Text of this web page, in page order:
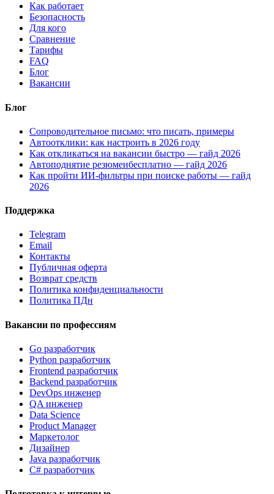
Как работает
Безопасность
Для кого
Сравнение
Тарифы
FAQ
Блог
Вакансии
Блог
Сопроводительное письмо: что писать, примеры
Автоотклики: как настроить в 2026 году
Как откликаться на вакансии быстро — гайд 2026
Автоподнятие резюмеибесплатно — гайд 2026
Как пройти ИИ-фильтры при поиске работы — гайд
2026
Поддержка
Telegram
Email
Контакты
Публичная оферта
Возврат средств
Политика конфиденциальности
Политика ПДн
Вакансии по профессиям
Go разработчик
Python разработчик
Frontend разработчик
Backend разработчик
DevOps инженер
QA инженер
Data Science
Product Manager
Маркетолог
Дизайнер
Java разработчик
C# разработчик